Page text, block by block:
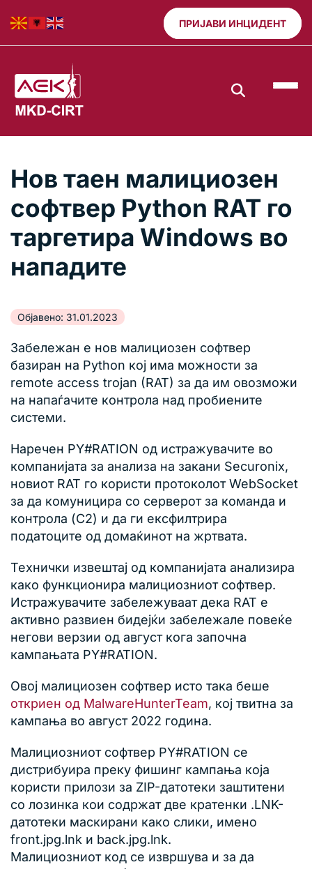
ПРИЈАВИ ИНЦИДЕНТ
Нов таен малициозен
софтвер Python RAT го
таргетира Windows во
нападите
Објавено: 31.01.2023
Забележан е нов малициозен софтвер
базиран на Python кој има можности за
remote access trojan (RAT) за да им овозможи
на напаѓачите контрола над пробиените
системи.
Наречен PY#RATION од истражувачите во
компанијата за анализа на закани Securonix,
новиот RAT го користи протоколот WebSocket
за да комуницира со серверот за команда и
контрола (C2) и да ги ексфилтрира
податоците од домаќинот на жртвата.
Технички извештај од компанијата анализира
како функционира малициозниот софтвер.
Истражувачите забележуваат дека RАТ е
активно развиен бидејќи забележале повеќе
негови верзии од август кога започна
кампањата PY#RATION.
Овој малициозен софтвер исто така беше
откриен од MalwareHunterTeam, кој твитна за
кампања во август 2022 година.
Малициозниот софтвер PY#RATION се
дистрибуира преку фишинг кампања која
користи прилози за ZIP-датотеки заштитени
со лозинка кои содржат две кратенки .LNK-
датотеки маскирани како слики, имено
front.jpg.lnk и back.jpg.lnk.
Малициозниот код се извршува и за да